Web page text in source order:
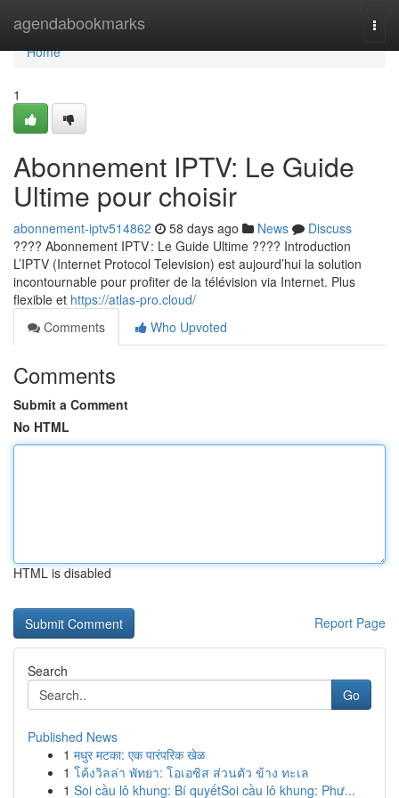
agendabookmarks
Home
Home
1
Abonnement IPTV: Le Guide
Ultime pour choisir
abonnement-iptv514862 58 days ago News
Discuss
???? Abonnement IPTV : Le Guide Ultime ???? Introduction
L’IPTV (Internet Protocol Television) est aujourd’hui la solution
incontournable pour profiter de la télévision via Internet. Plus
flexible et https://atlas-pro.cloud/
Comments
Who Upvoted
Comments
Submit a Comment
No HTML
HTML is disabled
Report Page
Search
Go
Published News
1 मधुर मटका: एक पारंपरिक खेळ
1 โค้งวิลล่า พัทยา: โอเอซิส ส่วนตัว ข้าง ทะเล
1 Soi cầu lô khung: Bí quyếtSoi cầu lô khung: Phư...